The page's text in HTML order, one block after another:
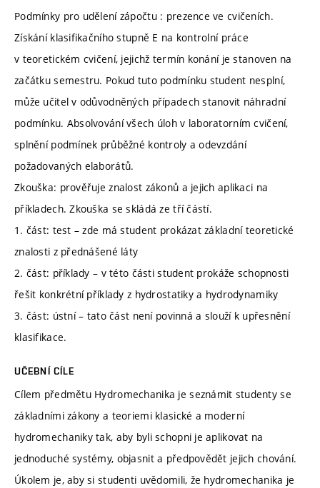
Podmínky pro udělení zápočtu : prezence ve cvičeních.
Získání klasifikačního stupně E na kontrolní práce
v teoretickém cvičení, jejichž termín konání je stanoven na
začátku semestru. Pokud tuto podmínku student nesplní,
může učitel v odůvodněných případech stanovit náhradní
podmínku. Absolvování všech úloh v laboratorním cvičení,
splnění podmínek průběžné kontroly a odevzdání
požadovaných elaborátů.
Zkouška: prověřuje znalost zákonů a jejich aplikaci na
příkladech. Zkouška se skládá ze tří částí.
1. část: test – zde má student prokázat základní teoretické
znalosti z přednášené láty
2. část: příklady – v této části student prokáže schopnosti
řešit konkrétní příklady z hydrostatiky a hydrodynamiky
3. část: ústní – tato část není povinná a slouží k upřesnění
klasifikace.
UČEBNÍ CÍLE
Cílem předmětu Hydromechanika je seznámit studenty se
základními zákony a teoriemi klasické a moderní
hydromechaniky tak, aby byli schopni je aplikovat na
jednoduché systémy, objasnit a předpovědět jejich chování.
Úkolem je, aby si studenti uvědomili, že hydromechanika je